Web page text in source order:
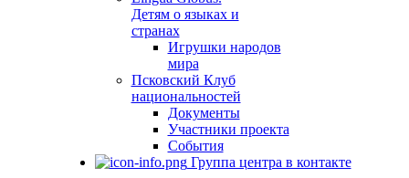
Детям о языках и
странах
Игрушки народов
мира
Псковский Клуб
национальностей
Документы
Участники проекта
События
Группа центра в контакте